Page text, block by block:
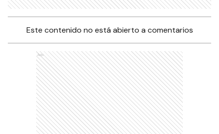
Este contenido no está abierto a comentarios
Ads